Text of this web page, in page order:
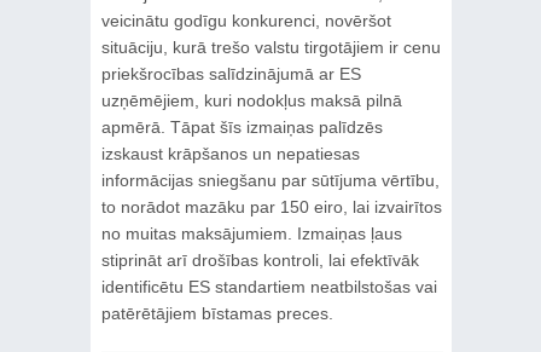
veicinātu godīgu konkurenci, novēršot
situāciju, kurā trešo valstu tirgotājiem ir cenu
priekšrocības salīdzinājumā ar ES
uzņēmējiem, kuri nodokļus maksā pilnā
apmērā. Tāpat šīs izmaiņas palīdzēs
izskaust krāpšanos un nepatiesas
informācijas sniegšanu par sūtījuma vērtību,
to norādot mazāku par 150 eiro, lai izvairītos
no muitas maksājumiem. Izmaiņas ļaus
stiprināt arī drošības kontroli, lai efektīvāk
identificētu ES standartiem neatbilstošas vai
patērētājiem bīstamas preces.